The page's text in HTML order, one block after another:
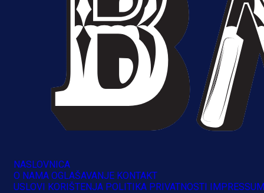
A Selekcija
NASLOVNICA
O NAMA OGLAŠAVANJE KONTAKT
USLOVI KORIŠTENJA POLITIKA PRIVATNOSTI IMPRESSUM